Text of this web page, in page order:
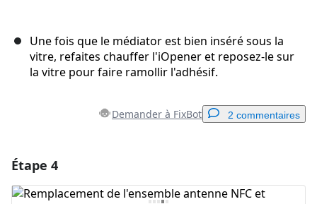
Une fois que le médiator est bien inséré sous la
vitre, refaites chauffer l'iOpener et reposez-le sur
la vitre pour faire ramollir l'adhésif.
Demander à FixBot 2 commentaires
Étape 4